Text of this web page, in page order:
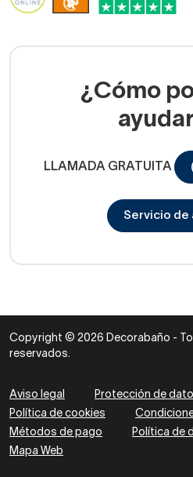
¿Cómo
LLAMADA GRATUITA
Servicio de
Copyright © 2026 Decorabaño -
reservados.
Aviso legal
Protección de
Política de cookies
Métodos de pago
Política de
Mapa Web